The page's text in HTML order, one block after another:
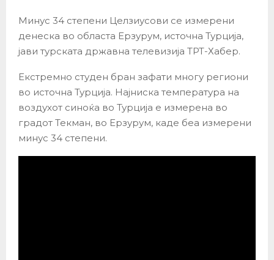
Минус 34 степени Целзиусови се измерени
денеска во областа Ерзурум, источна Турција,
јави турската државна телевизија ТРТ-Хабер.
Екстремно студен бран зафати многу региони
во источна Турција. Најниска температура на
воздухот синоќа во Турција е измерена во
градот Текман, во Ерзурум, каде беа измерени
минус 34 степени.